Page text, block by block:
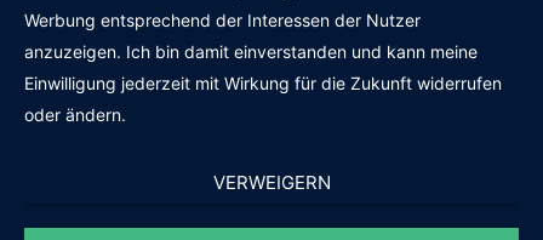
GRATIS WEBSITE-CHECK
Werbung entsprechend der Interessen der Nutzer
anzuzeigen. Ich bin damit einverstanden und kann meine
Einwilligung jederzeit mit Wirkung für die Zukunft widerrufen
oder ändern.
VERWEIGERN